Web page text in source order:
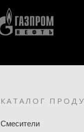
КАТАЛОГ
Смесители